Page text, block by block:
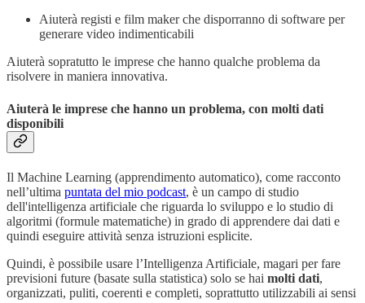
Aiuterà registi e film maker che disporranno di software per
generare video indimenticabili
Aiuterà sopratutto le imprese che hanno qualche problema da
risolvere in maniera innovativa.
Aiuterà le imprese che hanno un problema, con molti dati
disponibili
Il Machine Learning (apprendimento automatico), come racconto
nell’ultima puntata del mio podcast, è un campo di studio
dell'intelligenza artificiale che riguarda lo sviluppo e lo studio di
algoritmi (formule matematiche) in grado di apprendere dai dati e
quindi eseguire attività senza istruzioni esplicite.
Quindi, è possibile usare l’Intelligenza Artificiale, magari per fare
previsioni future (basate sulla statistica) solo se hai molti dati,
organizzati, puliti, coerenti e completi, soprattutto utilizzabili ai sensi